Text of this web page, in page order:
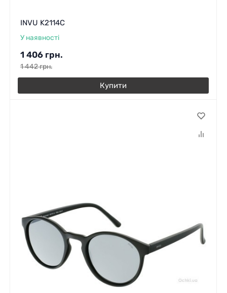
INVU K2114C
У наявності
1 406 грн.
1 442грн.
Купити